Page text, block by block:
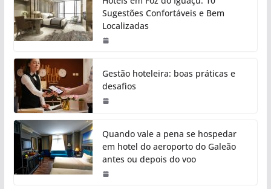
Sugestões Confortáveis e Bem
Localizadas
Gestão hoteleira: boas práticas e
desafios
Quando vale a pena se hospedar
em hotel do aeroporto do Galeão
antes ou depois do voo